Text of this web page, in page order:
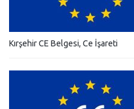
Kırşehir CE Belgesi, Ce İşareti